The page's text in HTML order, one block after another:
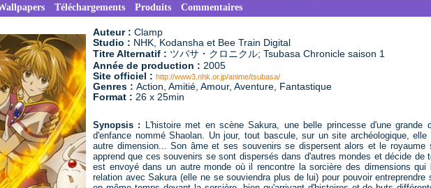
Téléchargements Produits Commentaires
Auteur : Clamp
Studio : NHK, Kodansha et Bee Train Digital
Titre Alternatif : ツバサ・クロニクル; Tsubasa Chronicle saison 1
Année de production : 2005
Site officiel : http://www3.nhk.or.jp/anime/tsubasa/
Genres : Action, Amitié, Amour, Aventure, Fantastique
Format : 26 x 25min
Synopsis :
L'histoire met en scène Sakura, une belle princesse d'une
d'enfance nommé Shaolan. Un jour, tout bascule, sur un site archéologique,
autre dimension... Son âme et ses souvenirs se dispersent alors et le royaume
apprend que ces souvenirs se sont dispersés dans d'autres mondes et décide de
est envoyé dans un autre monde où il rencontre la sorcière des dimensions qui
relation avec Sakura (elle ne se souviendra plus de lui) pour pouvoir